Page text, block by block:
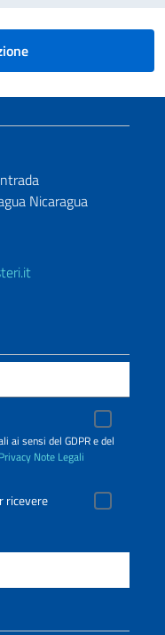
Nicaragua
ai sensi del GDPR e del
Privacy Note Legali
ricevere